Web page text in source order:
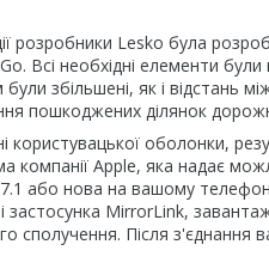
розробники Lesko була
Всі необхідні елементи
були збільшені, як і
пошкоджених ділянок
користувацької оболонки,
компанії Apple, яка надає
або нова на вашому
MirrorLink,
сполучення. Після з'єднання